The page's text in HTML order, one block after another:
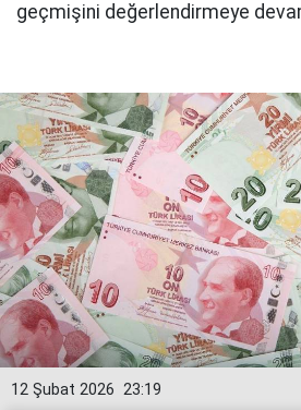
geçmişini değerlendirmeye
23:19
12 Şubat 2026